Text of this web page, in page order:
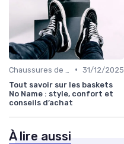
• 31/12/2025
Tout savoir sur les baskets
No Name : style, confort et
conseils d’achat
À lire aussi